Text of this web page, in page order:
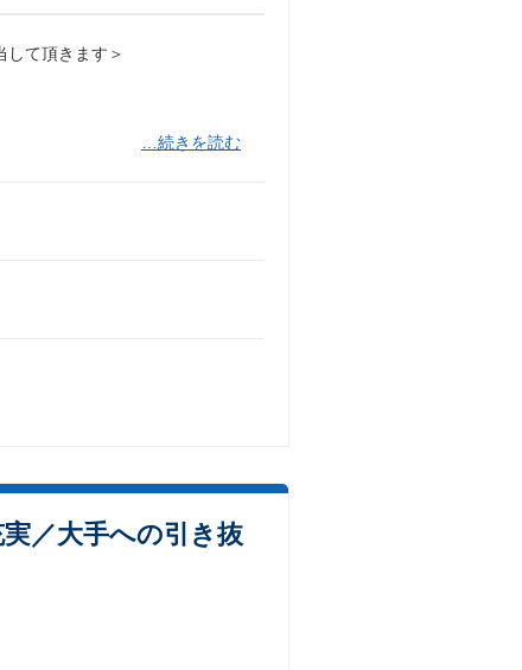
して頂きます＞
…続きを読む
／大手への引き抜